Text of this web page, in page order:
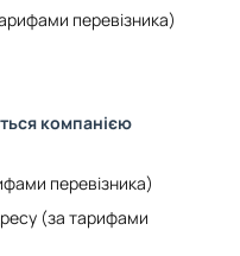
перевізника)
компанією
перевізника)
(за тарифами